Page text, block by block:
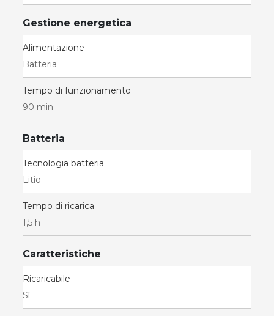
Gestione energetica
Alimentazione
Batteria
Tempo di funzionamento
90 min
Batteria
Tecnologia batteria
Litio
Tempo di ricarica
1,5 h
Caratteristiche
Ricaricabile
Sì